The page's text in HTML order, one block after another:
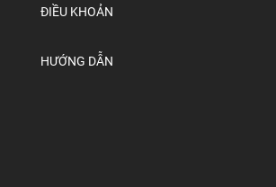
ĐIỀU KHOẢN
HƯỚNG DẪN